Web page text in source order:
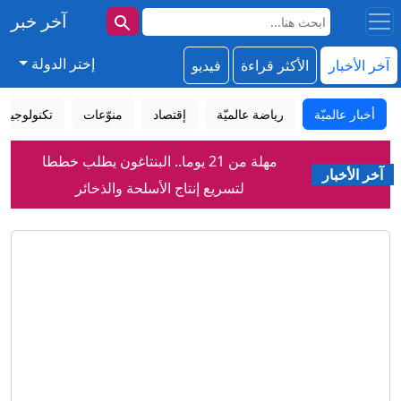
آخر خبر
آخر الأخبار الأكثر قراءة فيديو إختر الدولة
أخبار عالميّة رياضة عالميّة إقتصاد منوّعات تكنولوجيا
آخر الأخبار
مهلة من 21 يوما.. البنتاغون يطلب خططا
لتسريع إنتاج الأسلحة والذخائر
جماعات التكفير الحاخامية.. هل تضع